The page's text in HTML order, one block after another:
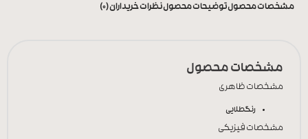
مشخصات محصولتوضیحات محصولنظرات خریداران (0)
مشخصات محصول
مشخصات ظاهری
رنگطلایی
مشخصات فیزیکی